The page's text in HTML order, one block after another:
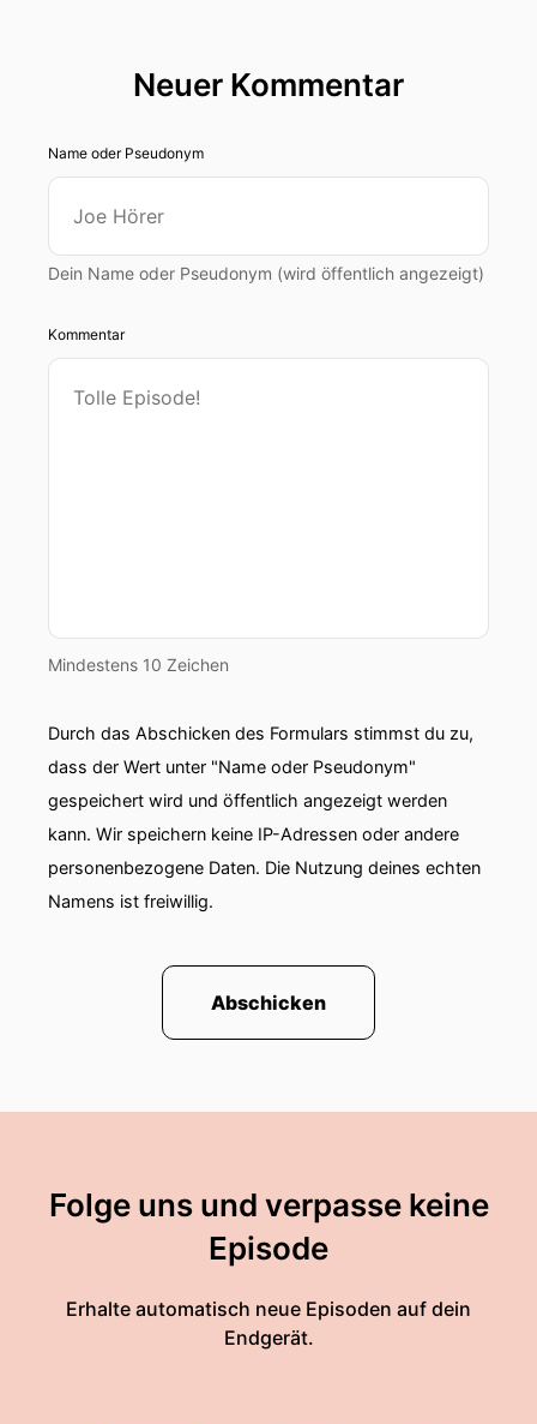
Neuer Kommentar
Name oder Pseudonym
Dein Name oder Pseudonym (wird öffentlich angezeigt)
Kommentar
Mindestens 10 Zeichen
Durch das Abschicken des Formulars stimmst du zu,
dass der Wert unter "Name oder Pseudonym"
gespeichert wird und öffentlich angezeigt werden
kann. Wir speichern keine IP-Adressen oder andere
personenbezogene Daten. Die Nutzung deines echten
Namens ist freiwillig.
Abschicken
Folge uns und verpasse keine
Episode
Erhalte automatisch neue Episoden auf dein
Endgerät.